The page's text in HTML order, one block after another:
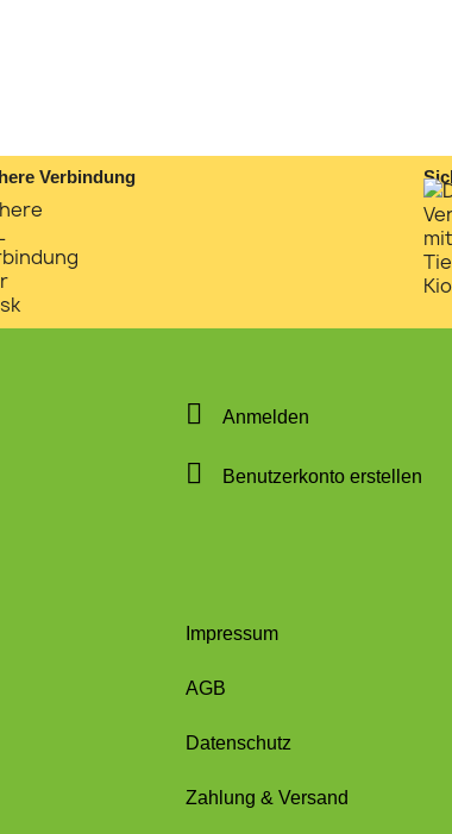
Verbindung
Anmelden
Benutzerkonto erstellen
Impressum
AGB
Datenschutz
Zahlung & Versand